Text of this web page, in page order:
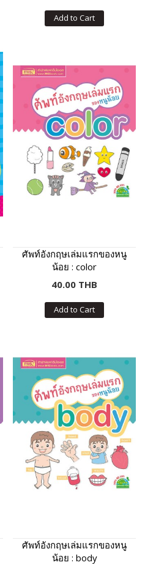
Add to Cart
ศัพท์อังกฤษเล่มแรกของหนู
น้อย : color
40.00 THB
Add to Cart
ศัพท์อังกฤษเล่มแรกของหนู
น้อย : body